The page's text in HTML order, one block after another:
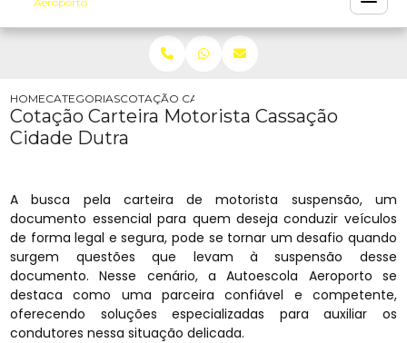
HOMECATEGORIASCOTAÇÃO CARTEIRA MOTORISTA CASSAÇÃO
Cotação Carteira Motorista Cassação
Cidade Dutra
A busca pela carteira de motorista suspensão, um
documento essencial para quem deseja conduzir veículos
de forma legal e segura, pode se tornar um desafio quando
surgem questões que levam à suspensão desse
documento. Nesse cenário, a Autoescola Aeroporto se
destaca como uma parceira confiável e competente,
oferecendo soluções especializadas para auxiliar os
condutores nessa situação delicada.